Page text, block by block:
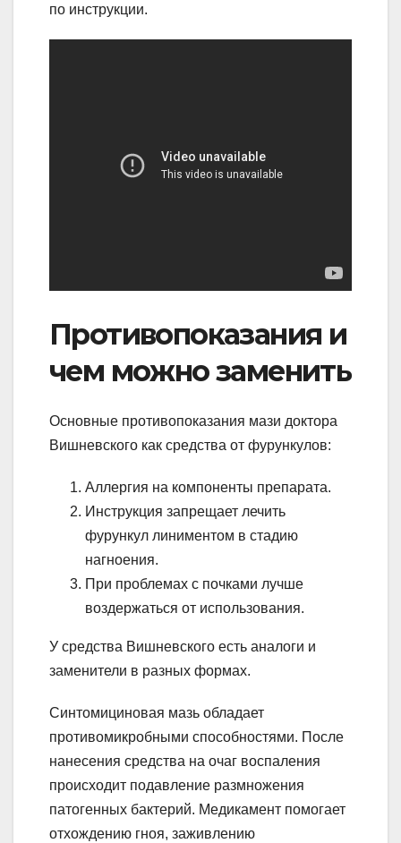
по инструкции.
Противопоказания и
чем можно заменить
Основные противопоказания мази доктора
Вишневского как средства от фурункулов:
Аллергия на компоненты препарата.
Инструкция запрещает лечить
фурункул линиментом в стадию
нагноения.
При проблемах с почками лучше
воздержаться от использования.
У средства Вишневского есть аналоги и
заменители в разных формах.
Синтомициновая мазь обладает
противомикробными способностями. После
нанесения средства на очаг воспаления
происходит подавление размножения
патогенных бактерий. Медикамент помогает
отхождению гноя, заживлению